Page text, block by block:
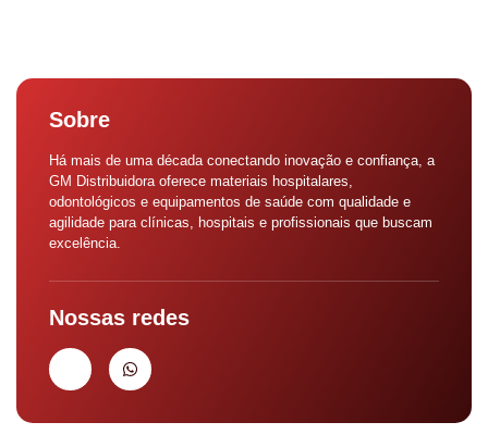
Sobre
Há mais de uma década conectando inovação e confiança, a
GM Distribuidora oferece materiais hospitalares,
odontológicos e equipamentos de saúde com qualidade e
agilidade para clínicas, hospitais e profissionais que buscam
excelência.
Nossas redes